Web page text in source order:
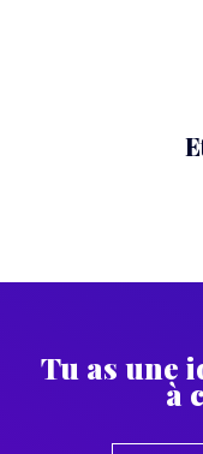
Tu as une
à